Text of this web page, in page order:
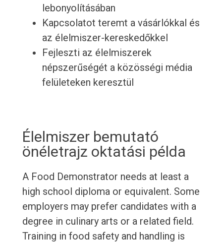
lebonyolításában
Kapcsolatot teremt a vásárlókkal és
az élelmiszer-kereskedőkkel
Fejleszti az élelmiszerek
népszerűségét a közösségi média
felületeken keresztül
Élelmiszer bemutató
önéletrajz oktatási példa
A Food Demonstrator needs at least a
high school diploma or equivalent. Some
employers may prefer candidates with a
degree in culinary arts or a related field.
Training in food safety and handling is